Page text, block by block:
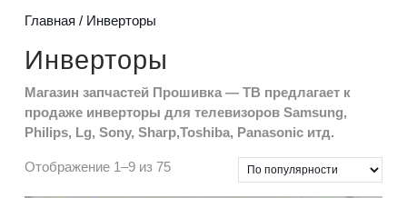
Главная / Инверторы
Инверторы
Магазин запчастей Прошивка — ТВ предлагает к
продаже инверторы для телевизоров Samsung,
Philips, Lg, Sony, Sharp,Toshiba, Panasonic итд.
Отображение 1–9 из 75